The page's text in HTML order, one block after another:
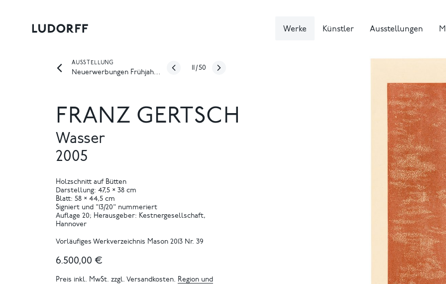
Werke Künstler Ausstellungen
AUSSTELLUNG
Neuerwerbungen Frühjahr 2020
/50
FRANZ GERTSCH
Wasser
2005
Holzschnitt auf Bütten
Darstellung: 47,5 × 38 cm
Blatt: 58 × 44,5 cm
Signiert und "13/20" nummeriert
Auflage 20; Herausgeber: Kestnergesellschaft,
Hannover
Vorläufiges Werkverzeichnis Mason 2013 Nr. 39
6.500,00 €
Preis inkl. MwSt. zzgl. Versandkosten. Region und